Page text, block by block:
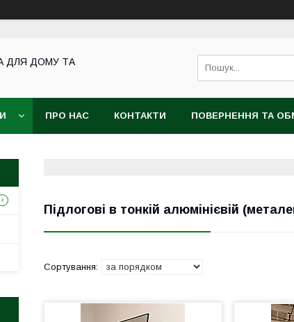
ДЛЯ ДОМУ ТА
ПРО НАС КОНТАКТИ ПОВЕРНЕННЯ ТА
Підлогові в тонкій алюмінієвій